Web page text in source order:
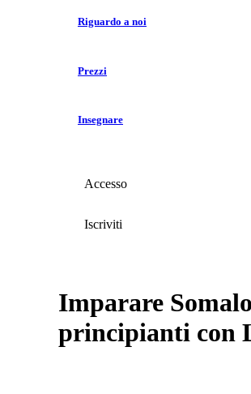
Riguardo a noi
Prezzi
Insegnare
Accesso
Iscriviti
Imparare
principianti con